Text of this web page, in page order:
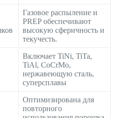
Газовое распыление и
PREP обеспечивают
высокую сферичность и
текучесть.
Включает TiNi, TiTa,
TiAl, CoCrMo,
нержавеющую сталь,
суперсплавы
Оптимизирована для
повторного